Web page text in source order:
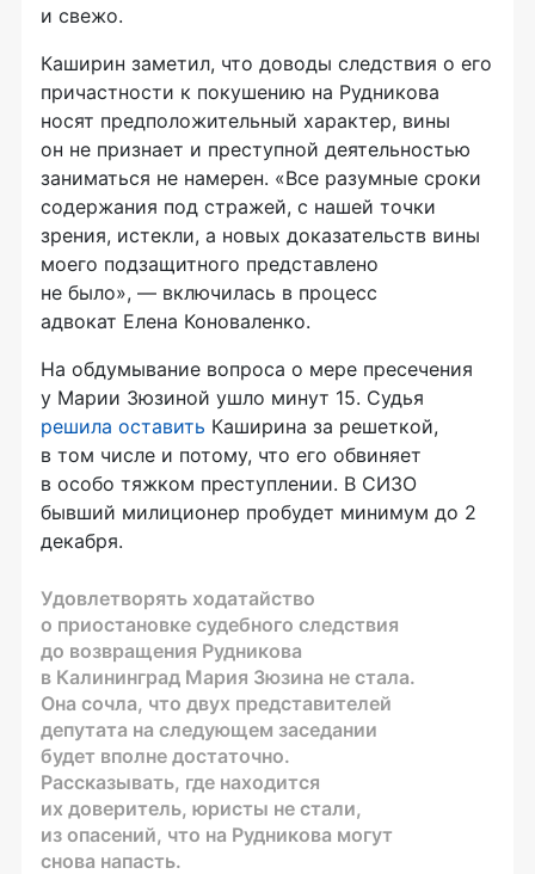
и свежо.
Каширин заметил, что доводы следствия о его
причастности к покушению на Рудникова
носят предположительный характер, вины
он не признает и преступной деятельностью
заниматься не намерен. «Все разумные сроки
содержания под стражей, с нашей точки
зрения, истекли, а новых доказательств вины
моего подзащитного представлено
не было», — включилась в процесс
адвокат Елена Коноваленко.
На обдумывание вопроса о мере пресечения
у Марии Зюзиной ушло минут 15. Судья
решила оставить Каширина за решеткой,
в том числе и потому, что его обвиняет
в особо тяжком преступлении. В СИЗО
бывший милиционер пробудет минимум до 2
декабря.
Удовлетворять ходатайство
о приостановке судебного следствия
до возвращения Рудникова
в Калининград Мария Зюзина не стала.
Она сочла, что двух представителей
депутата на следующем заседании
будет вполне достаточно.
Рассказывать, где находится
их доверитель, юристы не стали,
из опасений, что на Рудникова могут
снова напасть.